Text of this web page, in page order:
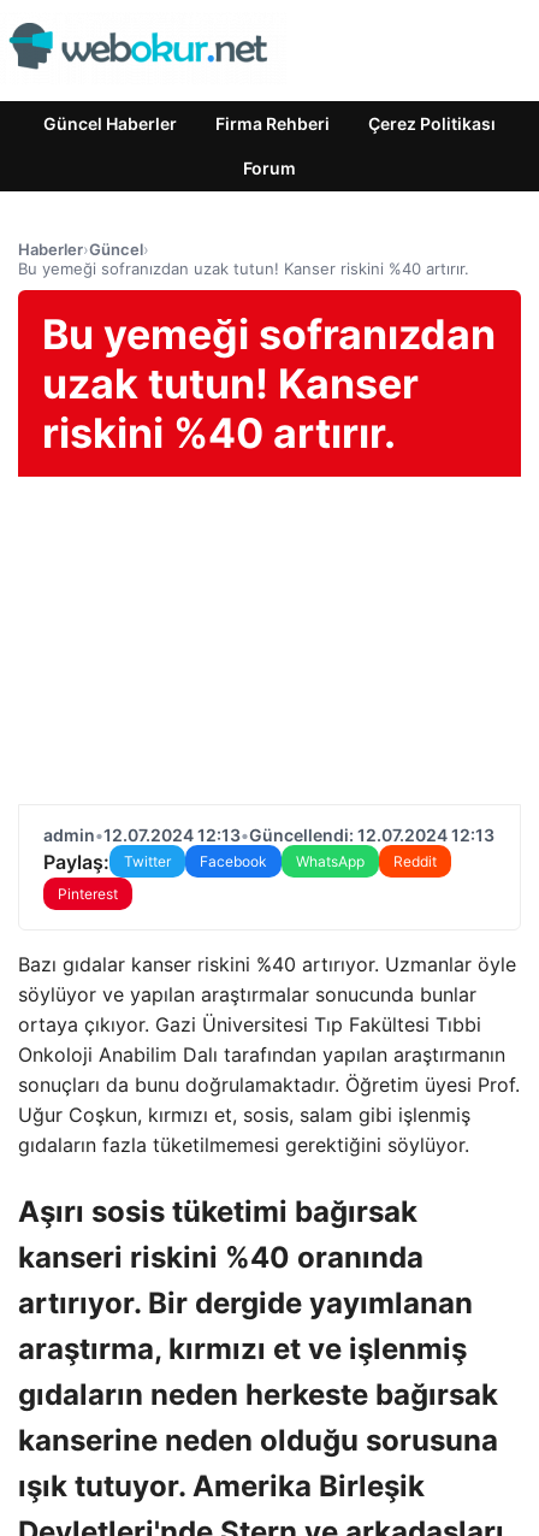
Güncel Haberler Firma Rehberi Çerez Politikası
Forum
Haberler›Güncel›
Bu yemeği sofranızdan uzak tutun! Kanser riskini %40 artırır.
Bu yemeği sofranızdan
uzak tutun! Kanser
riskini %40 artırır.
admin•12.07.2024 12:13•Güncellendi: 12.07.2024 12:13
Paylaş: Twitter Facebook WhatsApp
Reddit
Pinterest
Bazı gıdalar kanser riskini %40 artırıyor. Uzmanlar öyle
söylüyor ve yapılan araştırmalar sonucunda bunlar
ortaya çıkıyor. Gazi Üniversitesi Tıp Fakültesi Tıbbi
Onkoloji Anabilim Dalı tarafından yapılan araştırmanın
sonuçları da bunu doğrulamaktadır. Öğretim üyesi Prof.
Uğur Coşkun, kırmızı et, sosis, salam gibi işlenmiş
gıdaların fazla tüketilmemesi gerektiğini söylüyor.
Aşırı sosis tüketimi bağırsak
kanseri riskini %40 oranında
artırıyor. Bir dergide yayımlanan
araştırma, kırmızı et ve işlenmiş
gıdaların neden herkeste bağırsak
kanserine neden olduğu sorusuna
ışık tutuyor. Amerika Birleşik